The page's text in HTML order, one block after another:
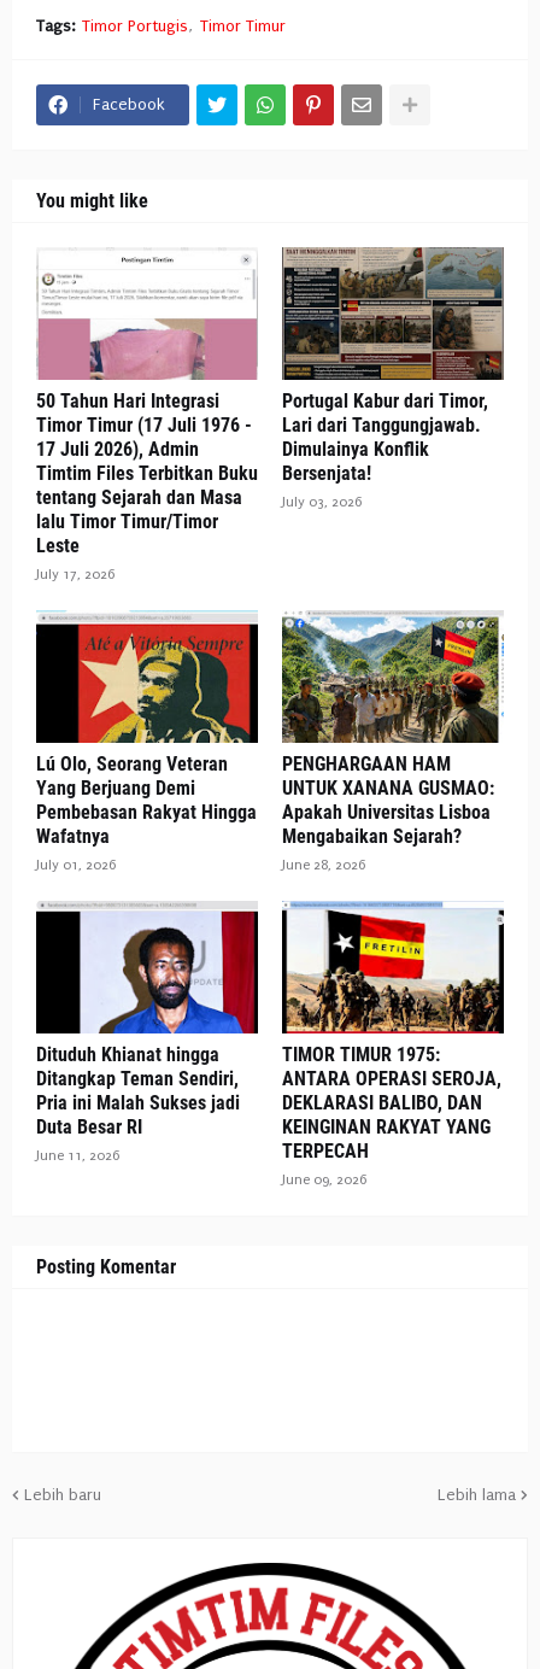
Tags: Timor Portugis Timor Timur
Facebook
You might like
50 Tahun Hari Integrasi
Timor Timur (17 Juli 1976 -
17 Juli 2026), Admin
Timtim Files Terbitkan Buku
tentang Sejarah dan Masa
lalu Timor Timur/Timor
Leste
July 17, 2026
Portugal Kabur dari Timor,
Lari dari Tanggungjawab.
Dimulainya Konflik
Bersenjata!
July 03, 2026
Lú Olo, Seorang Veteran
Yang Berjuang Demi
Pembebasan Rakyat Hingga
Wafatnya
July 01, 2026
PENGHARGAAN HAM
UNTUK XANANA GUSMAO:
Apakah Universitas Lisboa
Mengabaikan Sejarah?
June 28, 2026
Dituduh Khianat hingga
Ditangkap Teman Sendiri,
Pria ini Malah Sukses jadi
Duta Besar RI
June 11, 2026
TIMOR TIMUR 1975:
ANTARA OPERASI SEROJA,
DEKLARASI BALIBO, DAN
KEINGINAN RAKYAT YANG
TERPECAH
June 09, 2026
Posting Komentar
Lebih baru Lebih lama